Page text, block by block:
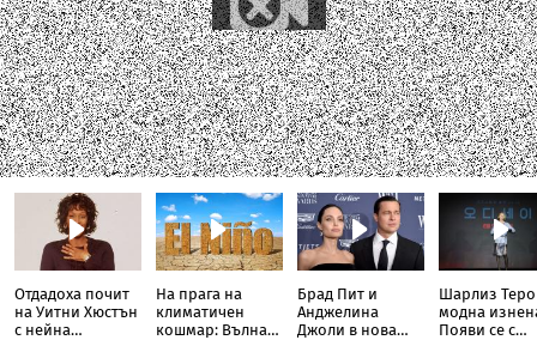
Отдадоха почит
на Уитни Хюстън
с нейна
На прага на
климатичен
кошмар: Вълна
Брад Пит и
Анджелина
Джоли в нова
Шарлиз
модна
Появи се с